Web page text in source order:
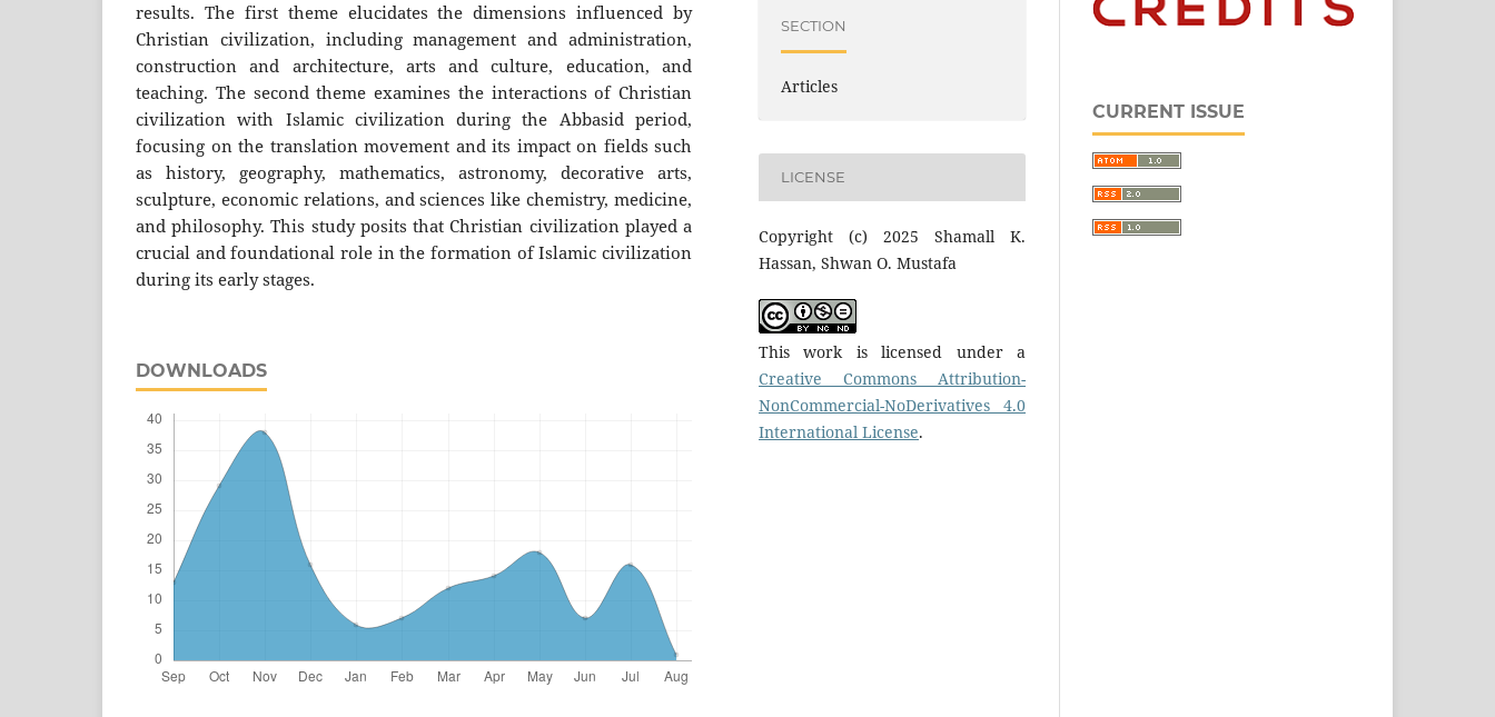
results. The first theme elucidates the dimensions influenced by
Christian civilization, including management and administration,
construction and architecture, arts and culture, education, and
teaching. The second theme examines the interactions of Christian
civilization with Islamic civilization during the Abbasid period,
focusing on the translation movement and its impact on fields such
as history, geography, mathematics, astronomy, decorative arts,
sculpture, economic relations, and sciences like chemistry, medicine,
and philosophy. This study posits that Christian civilization played a
crucial and foundational role in the formation of Islamic civilization
during its early stages.
DOWNLOADS
SECTION
Articles
LICENSE
Copyright (c) 2025 Shamall K.
Hassan, Shwan O. Mustafa
This work is licensed under a
Creative Commons Attribution-
NonCommercial-NoDerivatives 4.0
International License.
CURRENT ISSUE